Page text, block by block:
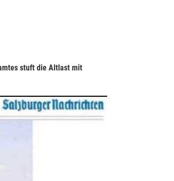
stuft die Altlast mit